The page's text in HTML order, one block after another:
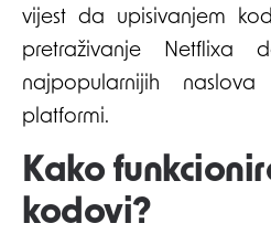
vijest da upisivanjem
pretraživanje Netflixa
najpopularnijih
platformi.
Kako
kodovi?